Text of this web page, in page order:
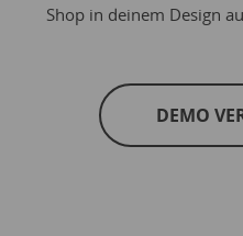
Shop in deinem Design
DEMO